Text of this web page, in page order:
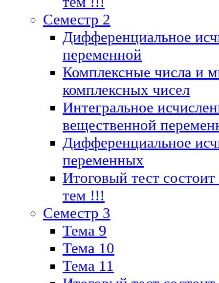
Семестр 2
Дифференциальное
переменной
Комплексные числа и
комплексных чисел
Интегральное
вещественной
Дифференциальное
переменных
Итоговый тест
тем !!!
Семестр 3
Тема 9
Тема 10
Тема 11